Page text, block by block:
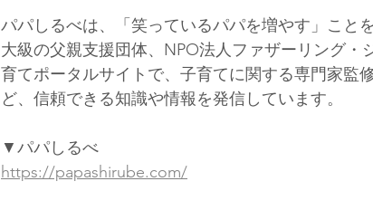
パパしるべは、「笑っているパパを増やす」こと
大級の父親支援団体、NPO法人ファザーリング・
育てポータルサイトで、子育てに関する専門家監
ど、信頼できる知識や情報を発信しています。
▼パパしるべ
https://papashirube.com/